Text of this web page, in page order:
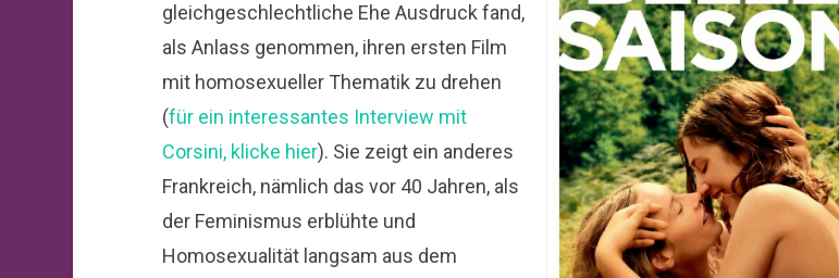
gleichgeschlechtliche Ehe Ausdruck fand,
als Anlass genommen, ihren ersten Film
mit homosexueller Thematik zu drehen
(für ein interessantes Interview mit
Corsini, klicke hier). Sie zeigt ein anderes
Frankreich, nämlich das vor 40 Jahren, als
der Feminismus erblühte und
Homosexualität langsam aus dem